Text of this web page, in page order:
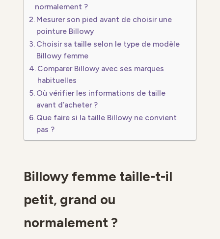
normalement ?
Mesurer son pied avant de choisir une
pointure Billowy
Choisir sa taille selon le type de modèle
Billowy femme
Comparer Billowy avec ses marques
habituelles
Où vérifier les informations de taille
avant d’acheter ?
Que faire si la taille Billowy ne convient
pas ?
Billowy femme taille-t-il
petit, grand ou
normalement ?